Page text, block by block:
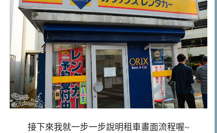
接下來我就一步一步說明租車畫面流程喔~